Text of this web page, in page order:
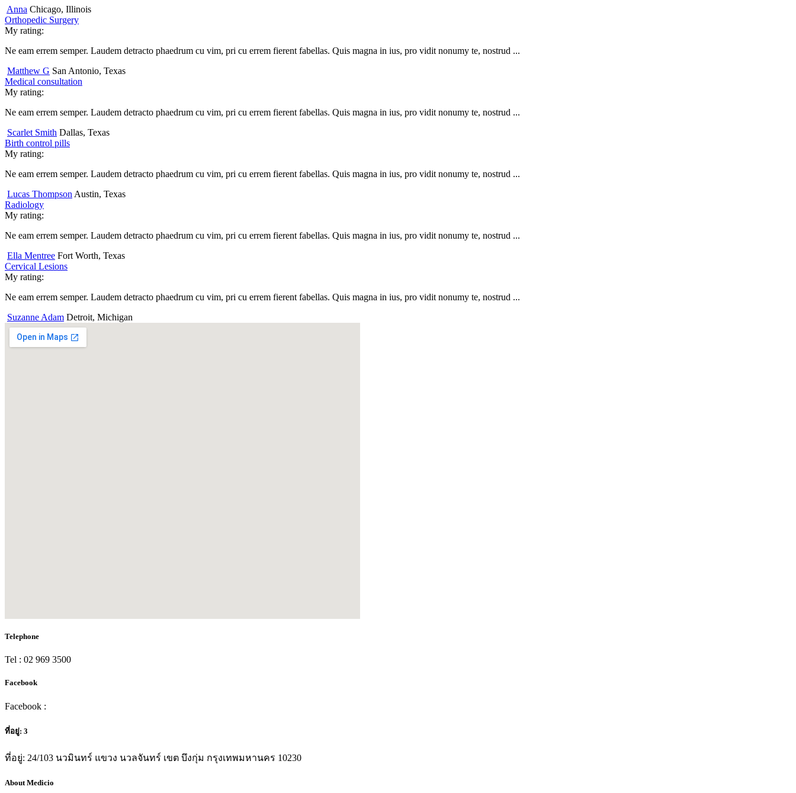
Anna Chicago, Illinois
Orthopedic Surgery
My rating:
Ne eam errem semper. Laudem detracto phaedrum cu vim, pri cu errem fierent fabellas. Quis magna in ius, pro vidit nonumy te, nostrud ...
Matthew G San Antonio, Texas
Medical consultation
My rating:
Ne eam errem semper. Laudem detracto phaedrum cu vim, pri cu errem fierent fabellas. Quis magna in ius, pro vidit nonumy te, nostrud ...
Scarlet Smith Dallas, Texas
Birth control pills
My rating:
Ne eam errem semper. Laudem detracto phaedrum cu vim, pri cu errem fierent fabellas. Quis magna in ius, pro vidit nonumy te, nostrud ...
Lucas Thompson Austin, Texas
Radiology
My rating:
Ne eam errem semper. Laudem detracto phaedrum cu vim, pri cu errem fierent fabellas. Quis magna in ius, pro vidit nonumy te, nostrud ...
Ella Mentree Fort Worth, Texas
Cervical Lesions
My rating:
Ne eam errem semper. Laudem detracto phaedrum cu vim, pri cu errem fierent fabellas. Quis magna in ius, pro vidit nonumy te, nostrud ...
Suzanne Adam Detroit, Michigan
Telephone
Tel : 02 969 3500
Facebook
Facebook :
ที่อยู่: 3
ที่อยู่: 24/103 นวมินทร์ แขวง นวลจันทร์ เขต บึงกุ่ม กรุงเทพมหานคร 10230
About Medicio